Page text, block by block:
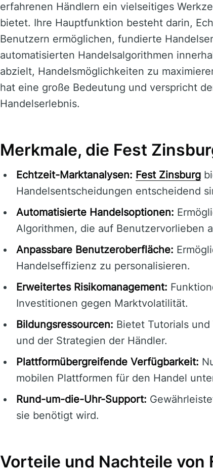
erfahrenen Händlern ein vielseitiges
bietet. Ihre Hauptfunktion besteht darin,
Benutzern ermöglichen, fundierte
automatisierten Handelsalgorithmen
abzielt, Handelsmöglichkeiten zu
hat eine große Bedeutung und verspricht
Handelserlebnis.
Merkmale, die Fest
Echtzeit-Marktanalysen: Fest Zinsburg
Handelsentscheidungen entscheidend
Automatisierte Handelsoptionen:
Algorithmen, die auf Benutzervorlieben
Anpassbare Benutzeroberfläche:
Handelseffizienz zu personalisieren.
Erweitertes Risikomanagement:
Investitionen gegen Marktvolatilität.
Bildungsressourcen: Bietet Tutorials
und der Strategien der Händler.
Plattformübergreifende Verfügbarkeit:
mobilen Plattformen für den Handel
Rund-um-die-Uhr-Support:
sie benötigt wird.
Vorteile und Nachteile von